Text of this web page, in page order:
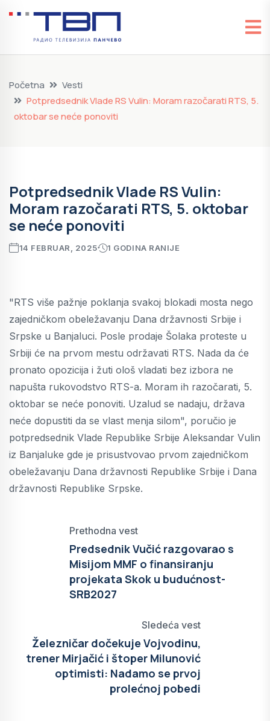
Početna
Vesti
Potpredsednik Vlade RS Vulin: Moram razočarati RTS, 5.
oktobar se neće ponoviti
Potpredsednik Vlade RS Vulin:
Moram razočarati RTS, 5. oktobar
se neće ponoviti
14 FEBRUAR, 2025 1 GODINA RANIJE
"RTS više pažnje poklanja svakoj blokadi mosta nego
zajedničkom obeležavanju Dana državnosti Srbije i
Srpske u Banjaluci. Posle prodaje Šolaka proteste u
Srbiji će na prvom mestu održavati RTS. Nada da će
pronato opozicija i žuti ološ vladati bez izbora ne
napušta rukovodstvo RTS-a. Moram ih razočarati, 5.
oktobar se neće ponoviti. Uzalud se nadaju, država
neće dopustiti da se vlast menja silom", poručio je
potpredsednik Vlade Republike Srbije Aleksandar Vulin
iz Banjaluke gde je prisustvovao prvom zajedničkom
obeležavanju Dana državnosti Republike Srbije i Dana
državnosti Republike Srpske.
Prethodna vest
Predsednik Vučić razgovarao s
Misijom MMF o finansiranju
projekata Skok u budućnost-
SRB2027
Sledeća vest
Železničar dočekuje Vojvodinu,
trener Mirjačić i štoper Milunović
optimisti: Nadamo se prvoj
prolećnoj pobedi